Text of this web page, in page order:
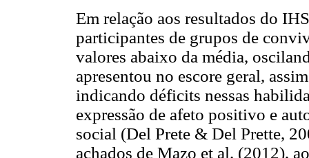
Em relação aos resultados do
participantes de grupos de
valores abaixo da média,
apresentou no escore geral,
indicando déficits nessas
expressão de afeto positivo e
social (Del Prete & Del Prette,
achados de Mazo et al. (2012),